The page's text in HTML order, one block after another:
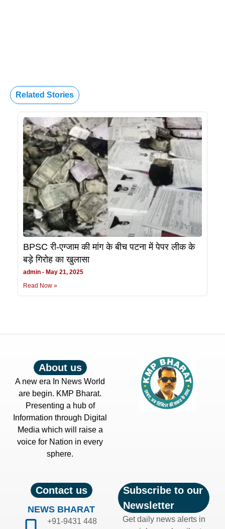
Related Stories
BPSC री-एग्जाम की मांग के बीच पटना में पेपर लीक के
बड़े गिरोह का खुलासा
admin
May 21, 2025
Read Now »
About us
A new era In News World
are begin. KMP Bharat.
Presenting a hub of
Information through Digital
Media which will raise a
voice for Nation in every
sphere.
Contact us
NEWS BHARAT
+91-9431 448
Subscribe to our
Newsletter
Get daily news alerts in